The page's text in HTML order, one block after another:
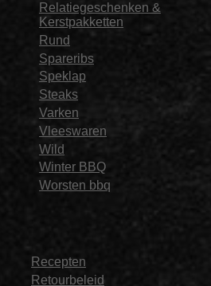
Relatiegeschenken &
Kerstpakketten
Rund
Spareribs
Speklap
Steaks
Varken
Vleeswaren
Wild
Winter BBQ
Worsten bbq
Recepten
Retourbeleid